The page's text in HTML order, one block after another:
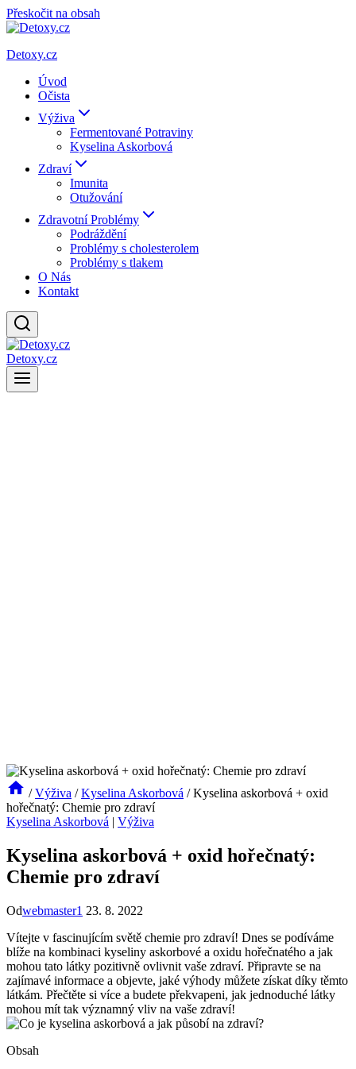
Přeskočit na obsah
Detoxy.cz
Úvod
Očista
Výživa
Fermentované Potraviny
Kyselina Askorbová
Zdraví
Imunita
Otužování
Zdravotní Problémy
Podráždění
Problémy s cholesterolem
Problémy s tlakem
O Nás
Kontakt
Detoxy.cz
/ Výživa / Kyselina Askorbová / Kyselina askorbová + oxid
hořečnatý: Chemie pro zdraví
Kyselina Askorbová | Výživa
Kyselina askorbová + oxid hořečnatý:
Chemie pro zdraví
Odwebmaster1 23. 8. 2022
Vítejte v fascinujícím světě chemie pro zdraví! Dnes se podíváme
blíže na kombinaci kyseliny askorbové a oxidu hořečnatého a jak
mohou tato látky pozitivně ovlivnit vaše zdraví. Připravte se na
zajímavé informace a objevte, jaké výhody můžete získat díky těmto
látkám. Přečtěte si více a budete překvapeni, jak jednoduché látky
mohou mít tak významný vliv na vaše zdraví!
Obsah